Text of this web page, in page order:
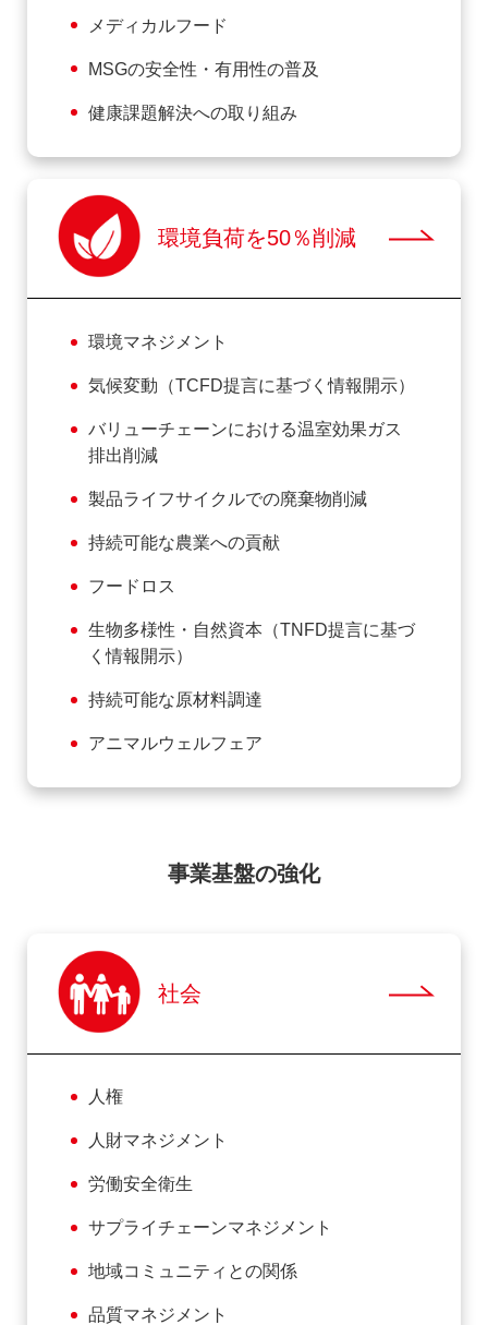
メディカルフード
MSGの安全性・有用性の普及
健康課題解決への取り組み
環境負荷を50％削減
環境マネジメント
気候変動（TCFD提言に基づく情報開示）
バリューチェーンにおける温室効果ガス
排出削減
製品ライフサイクルでの廃棄物削減
持続可能な農業への貢献
フードロス
生物多様性・自然資本（TNFD提言に基づ
く情報開示）
持続可能な原材料調達
アニマルウェルフェア
事業基盤の強化
社会
人権
人財マネジメント
労働安全衛生
サプライチェーンマネジメント
地域コミュニティとの関係
品質マネジメント